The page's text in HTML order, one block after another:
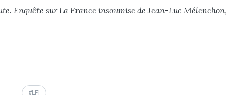
Enquête sur La France insoumise de Jean-Luc Mélenchon,
LFI